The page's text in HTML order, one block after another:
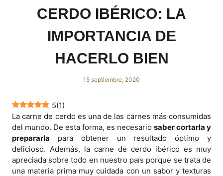
CERDO IBÉRICO: LA
IMPORTANCIA DE
HACERLO BIEN
15 septiembre, 2020
5(1)
La carne de cerdo es una de las carnes más consumidas
del mundo. De esta forma, es necesario saber cortarla y
prepararla para obtener un resultado óptimo y
delicioso. Además, la carne de cerdo ibérico es muy
apreciada sobre todo en nuestro país porque se trata de
una materia prima muy cuidada con un sabor y texturas